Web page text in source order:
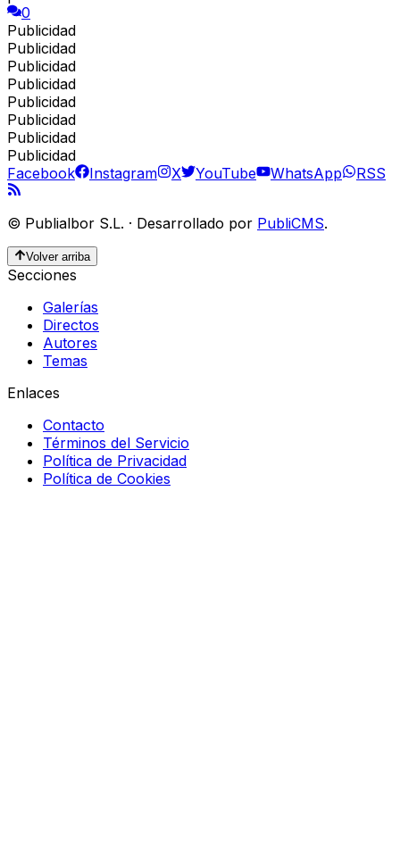
0
Publicidad
Publicidad
Publicidad
Publicidad
Publicidad
Publicidad
Publicidad
Publicidad
Facebook
Instagram X YouTube WhatsApp RSS
© Publialbor S.L. · Desarrollado por PubliCMS.
Volver arriba
Secciones
Galerías
Directos
Autores
Temas
Enlaces
Contacto
Términos del Servicio
Política de Privacidad
Política de Cookies